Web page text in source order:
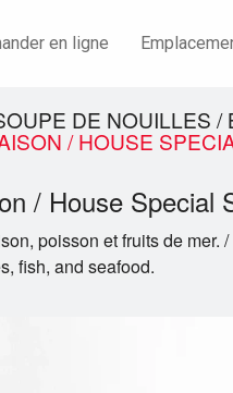
en ligne
DE NOUILLES
/ HOUSE
/ House Special
poisson et fruits de mer. /
fish, and seafood.